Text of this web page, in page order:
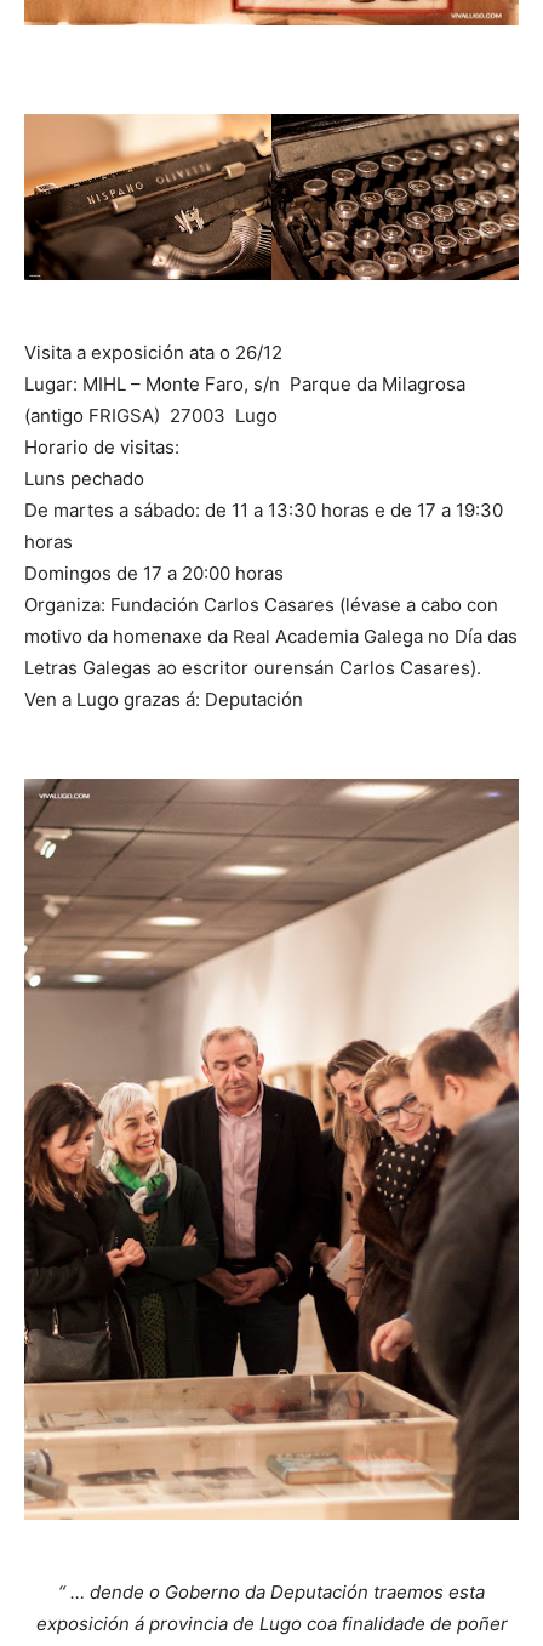
Visita a exposición ata o 26/12
Lugar: MIHL – Monte Faro, s/n Parque da Milagrosa
(antigo FRIGSA) 27003 Lugo
Horario de visitas:
Luns pechado
De martes a sábado: de 11 a 13:30 horas e de 17 a 19:30
horas
Domingos de 17 a 20:00 horas
Organiza: Fundación Carlos Casares (lévase a cabo con
motivo da homenaxe da Real Academia Galega no Día das
Letras Galegas ao escritor ourensán Carlos Casares).
Ven a Lugo grazas á: Deputación
“ … dende o Goberno da Deputación traemos esta
exposición á provincia de Lugo coa finalidade de poñer